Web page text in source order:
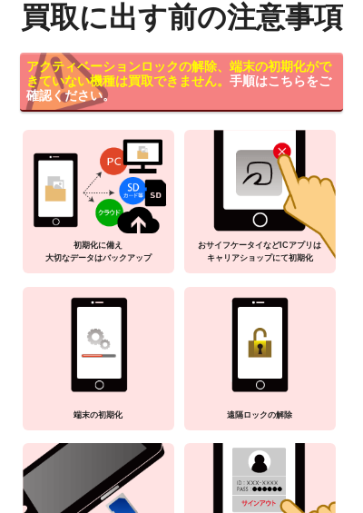
買取に出す前の注意事項
アクティベーションロックの解除、端末の初期化がで
きていない機種は買取できません。 手順はこちらをご
確認ください。
初期化に備え
大切なデータはバックアップ
おサイフケータイなどICアプリは
キャリアショップにて初期化
端末の初期化 遠隔ロックの解除